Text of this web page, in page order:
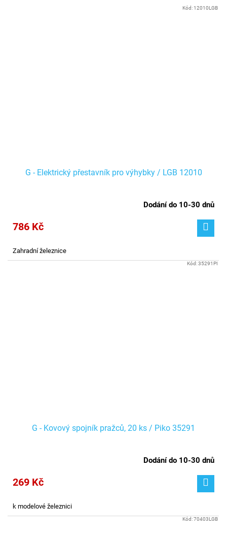
G - Elektrický přestavník pro výhybky / LGB 12010
Dodání do 10-30 dnů
786 Kč
Zahradní železnice
Kód: 12010LGB
G - Kovový spojník pražců, 20 ks / Piko 35291
Dodání do 10-30 dnů
269 Kč
k modelové železnici
Kód:35291PI
Kód:70403LGB